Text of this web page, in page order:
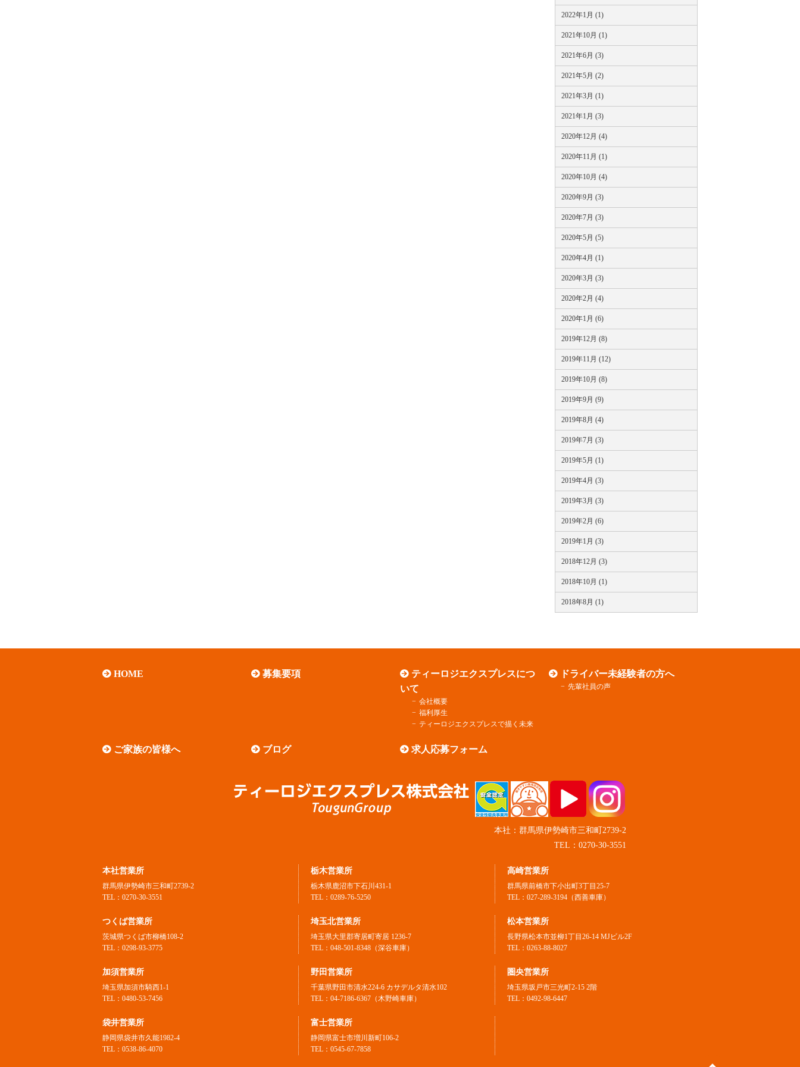
2022年1月 (1)
2021年10月 (1)
2021年6月 (3)
2021年5月 (2)
2021年3月 (1)
2021年1月 (3)
2020年12月 (4)
2020年11月 (1)
2020年10月 (4)
2020年9月 (3)
2020年7月 (3)
2020年5月 (5)
2020年4月 (1)
2020年3月 (3)
2020年2月 (4)
2020年1月 (6)
2019年12月 (8)
2019年11月 (12)
2019年10月 (8)
2019年9月 (9)
2019年8月 (4)
2019年7月 (3)
2019年5月 (1)
2019年4月 (3)
2019年3月 (3)
2019年2月 (6)
2019年1月 (3)
2018年12月 (3)
2018年10月 (1)
2018年8月 (1)
HOME 募集要項
ティーロジエクスプレスにつ
いて
会社概要
福利厚生
ティーロジエクスプレスで描く未来
ドライバー未経験者の方へ
先輩社員の声
ご家族の皆様へ ブログ 求人応募フォーム
本社：群馬県伊勢崎市三和町2739-2
TEL：0270-30-3551
本社営業所
群馬県伊勢崎市三和町2739-2
TEL：0270-30-3551
栃木営業所
栃木県鹿沼市下石川431-1
TEL：0289-76-5250
高崎営業所
群馬県前橋市下小出町3丁目25-7
TEL：027-289-3194（西善車庫）
つくば営業所
茨城県つくば市柳橋108-2
TEL：0298-93-3775
埼玉北営業所
埼玉県大里郡寄居町寄居 1236-7
TEL：048-501-8348（深谷車庫）
松本営業所
長野県松本市並柳1丁目26-14 MJビル2F
TEL：0263-88-8027
加須営業所
埼玉県加須市騎西1-1
TEL：0480-53-7456
野田営業所
千葉県野田市清水224-6 カサデルタ清水102
TEL：04-7186-6367（木野崎車庫）
圏央営業所
埼玉県坂戸市三光町2-15 2階
TEL：0492-98-6447
袋井営業所
静岡県袋井市久能1982-4
TEL：0538-86-4070
富士営業所
静岡県富士市増川新町106-2
TEL：0545-67-7858